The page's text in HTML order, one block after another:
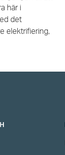
här i
det
elektrifiering,